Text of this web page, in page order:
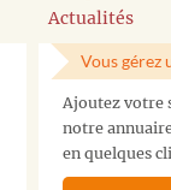
Actualités
Vous gérez
Ajoutez votre
notre
en quelques